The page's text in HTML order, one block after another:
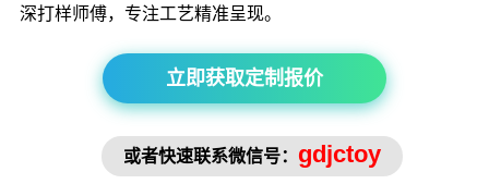
深打样师傅，专注工艺精准呈现。
立即获取定制报价
或者快速联系微信号： gdjctoy